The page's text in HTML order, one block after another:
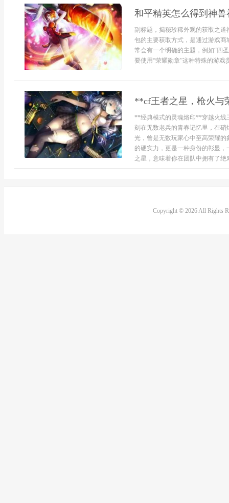
和平精英怎么得到神
副标题，揭秘珍稀外观的获取之
包的主要获取方式，是通过游戏
常会有一个明确的主题，例如“四
要使用“荣耀勋章”这种特殊的游戏
**cf王者之星，枪火与
**经典模式的灵魂烙印**穿越火线
刻在无数老兵的青春记忆里，在
光，曾是无数玩家心中至高荣耀
的硬实力，更是一种身份的彰显
之星，意味着你在团队中拥有了绝
Copyright © 2026 All Rights